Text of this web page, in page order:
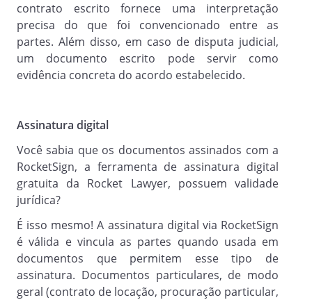
Cláusula 4.2.
À exceção de qualquer disposição deste
Contrato aplicável à situação específica,
cada Parte arcará com os tributos de sua
competência conforme definido na
VIGÊNCIA
Cláusula 5.
A vigência do Contrato é firmada .
CESSÃO E TRANSFERÊNCIA
contrato escrito fornece uma interpretação
precisa do que foi convencionado entre as
partes. Além disso, em caso de disputa judicial,
um documento escrito pode servir como
evidência concreta do acordo estabelecido.
Assinatura digital
Você sabia que os documentos assinados com a
RocketSign, a ferramenta de assinatura digital
gratuita da Rocket Lawyer, possuem validade
jurídica?
É isso mesmo! A assinatura digital via RocketSign
é válida e vincula as partes quando usada em
documentos que permitem esse tipo de
assinatura. Documentos particulares, de modo
geral (contrato de locação, procuração particular,